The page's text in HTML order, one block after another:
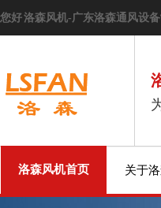
您好 洛森风机-广东洛森通风设
洛森风机首页 关于